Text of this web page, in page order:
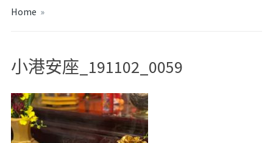
Home »
小港安座_191102_0059